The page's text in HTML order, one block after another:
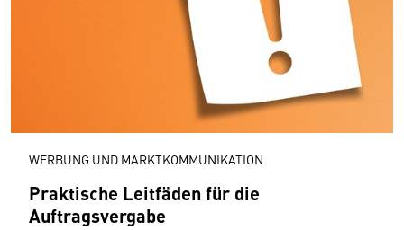
WERBUNG UND MARKTKOMMUNIKATION
Praktische Leitfäden für die
Auftragsvergabe